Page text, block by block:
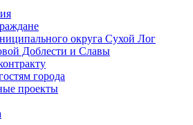
округа Сухой Лог
Доблести и Славы
города
проекты